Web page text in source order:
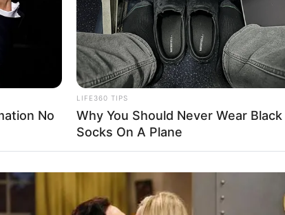
la
sur
justifie
avec
No
LIFE360 TIPS
Why You Should Never Wear Black
Socks On A Plane